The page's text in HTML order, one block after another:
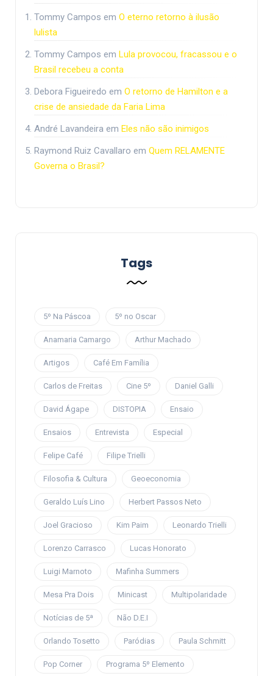
Tommy Campos em O eterno retorno à ilusão
lulista
Tommy Campos em Lula provocou, fracassou e o
Brasil recebeu a conta
Debora Figueiredo em O retorno de Hamilton e a
crise de ansiedade da Faria Lima
André Lavandeira em Eles não são inimigos
Raymond Ruiz Cavallaro em Quem RELAMENTE
Governa o Brasil?
Tags
5º Na Páscoa 5º no Oscar
Anamaria Camargo Arthur Machado
Artigos Café Em Família
Carlos de Freitas Cine 5º Daniel Galli
David Ágape DISTOPIA Ensaio
Ensaios Entrevista Especial
Felipe Café Filipe Trielli
Filosofia & Cultura Geoeconomia
Geraldo Luís Lino Herbert Passos Neto
Joel Gracioso Kim Paim Leonardo Trielli
Lorenzo Carrasco Lucas Honorato
Luigi Marnoto Mafinha Summers
Mesa Pra Dois Minicast Multipolaridade
Notícias de 5ª Não D.E.I
Orlando Tosetto Paródias Paula Schmitt
Pop Corner Programa 5º Elemento